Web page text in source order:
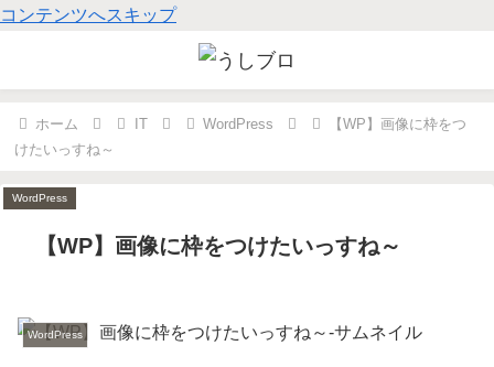
コンテンツへスキップ
ホーム IT WordPress
【WP】画像に枠をつ
けたいっすね～
【WP】画像に枠をつけたいっすね～
WordPress
WordPress
WordPress
WordPress